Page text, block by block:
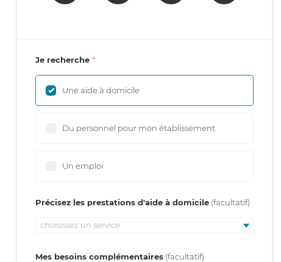
Je recherche
Une aide à domicile
Du personnel pour mon établissement
Un emploi
Précisez les prestations d'aide à domicile
choisissez un service
Mes besoins complémentaires